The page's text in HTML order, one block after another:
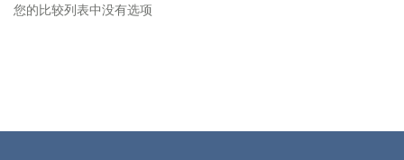
您的比较列表中没有选项